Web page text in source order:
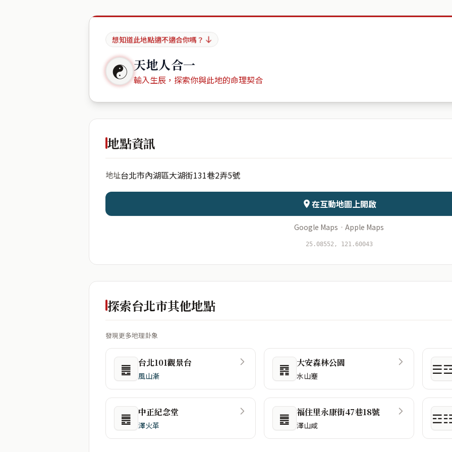
想知道此地點適不適合你嗎？
☯ 天地人合一
輸入生辰，探索你與此地的命理契合
地點資訊
地址台北市內湖區大湖街131巷2弄5號
在互動地圖上開啟
Google Maps · Apple Maps
25.08552, 121.60043
探索台北市其他地點
發現更多地理卦象
䷌ 台北101觀景台
風山漸 ䷴ 大安森林公園
水山蹇
䷌ 中正紀念堂
澤火革 ䷌ 福住里永康街47巷18號
澤山咸